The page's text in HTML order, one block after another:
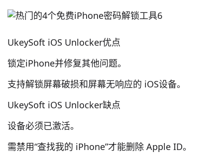
UkeySoft iOS Unlocker优点
锁定iPhone并修复其他问题。
支持解锁屏幕破损和屏幕无响应的 iOS设备。
UkeySoft iOS Unlocker缺点
设备必须已激活。
需禁用“查找我的 iPhone”才能删除 Apple ID。